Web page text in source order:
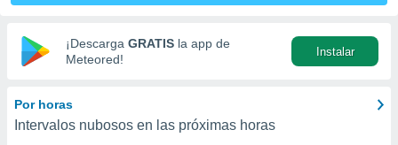
las
y
digital
basada
¡Descarga GRATIS la app de
Meteored!
Instalar
Por horas
Intervalos nubosos en las próximas horas